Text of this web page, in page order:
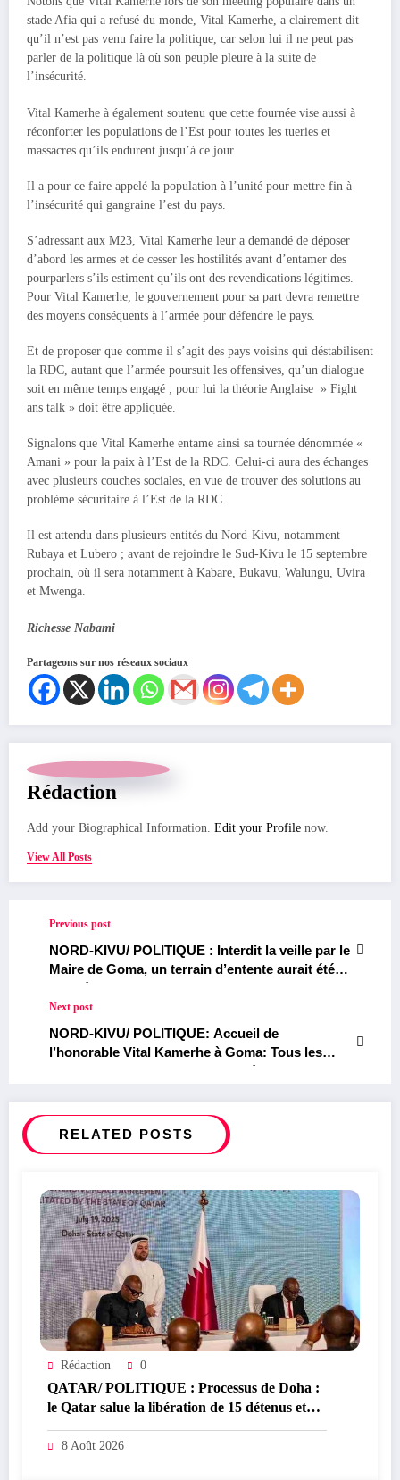
stade Afia qui a refusé du monde, Vital Kamerhe, a clairement dit
qu’il n’est pas venu faire la politique, car selon lui il ne peut pas
parler de la politique là où son peuple pleure à la suite de
l’insécurité.
Vital Kamerhe à également soutenu que cette fournée vise aussi à
réconforter les populations de l’Est pour toutes les tueries et
massacres qu’ils endurent jusqu’à ce jour.
Il a pour ce faire appelé la population à l’unité pour mettre fin à
l’insécurité qui gangraine l’est du pays.
S’adressant aux M23, Vital Kamerhe leur a demandé de déposer
d’abord les armes et de cesser les hostilités avant d’entamer des
pourparlers s’ils estiment qu’ils ont des revendications légitimes.
Pour Vital Kamerhe, le gouvernement pour sa part devra remettre
des moyens conséquents à l’armée pour défendre le pays.
Et de proposer que comme il s’agit des pays voisins qui déstabilisent
la RDC, autant que l’armée poursuit les offensives, qu’un dialogue
soit en même temps engagé ; pour lui la théorie Anglaise » Fight
ans talk » doit être appliquée.
Signalons que Vital Kamerhe entame ainsi sa tournée dénommée «
Amani » pour la paix à l’Est de la RDC. Celui-ci aura des échanges
avec plusieurs couches sociales, en vue de trouver des solutions au
problème sécuritaire à l’Est de la RDC.
Il est attendu dans plusieurs entités du Nord-Kivu, notamment
Rubaya et Lubero ; avant de rejoindre le Sud-Kivu le 15 septembre
prochain, où il sera notamment à Kabare, Bukavu, Walungu, Uvira
et Mwenga.
Richesse Nabami
Partageons sur nos réseaux sociaux
Rédaction
Add your Biographical Information. Edit your Profile now.
View All Posts
Previous post
NORD-KIVU/ POLITIQUE : Interdit la veille par le
Maire de Goma, un terrain d’entente aurait été
trouvé : le meeting de Vital Kamerhe aura bel et
bien lieu au Stade Afia de Goma
Next post
NORD-KIVU/ POLITIQUE: Accueil de
l’honorable Vital Kamerhe à Goma: Tous les
partis politiques de l’Union Sacrée de la nation
RELATED POSTS
Rédaction 0
QATAR/ POLITIQUE : Processus de Doha :
le Qatar salue la libération de 15 détenus et
leur transfert à l’AFC/M23
8 Août 2026